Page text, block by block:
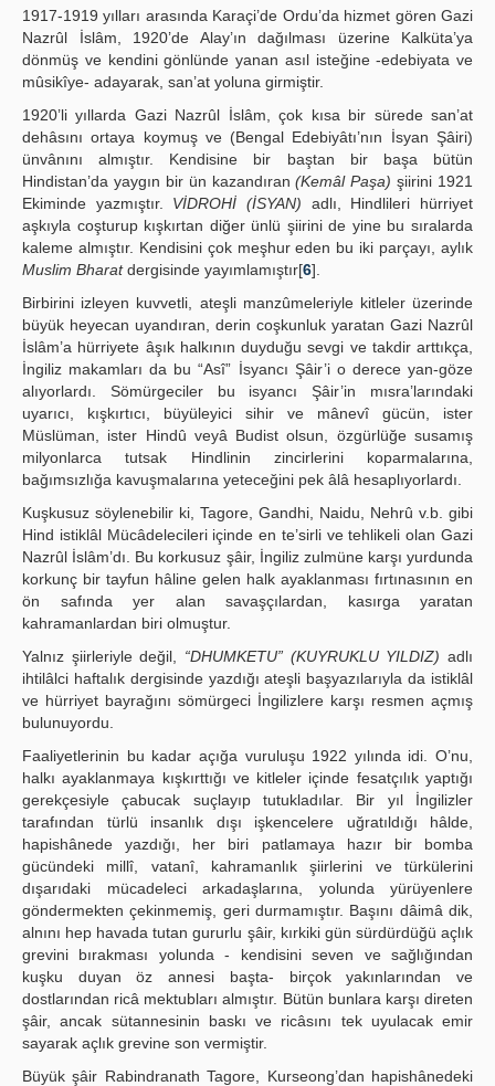
1917-1919 yılları arasında Karaçi’de Ordu’da hizmet gören Gazi
Nazrûl İslâm, 1920’de Alay’ın dağılması üzerine Kalküta’ya
dönmüş ve kendini gönlünde yanan asıl isteğine -edebiyata ve
mûsikîye- adayarak, san’at yoluna girmiştir.
1920’li yıllarda Gazi Nazrûl İslâm, çok kısa bir sürede san’at
dehâsını ortaya koymuş ve (Bengal Edebiyâtı’nın İsyan Şâiri)
ünvânını almıştır. Kendisine bir baştan bir başa bütün
Hindistan’da yaygın bir ün kazandıran(Kemâl Paşa) şiirini 1921
Ekiminde yazmıştır. VİDROHİ (İSYAN) adlı, Hindlileri hürriyet
aşkıyla coşturup kışkırtan diğer ünlü şiirini de yine bu sıralarda
kaleme almıştır. Kendisini çok meşhur eden bu iki parçayı, aylık
Muslim Bharatdergisinde yayımlamıştır[6].
Birbirini izleyen kuvvetli, ateşli manzûmeleriyle kitleler üzerinde
büyük heyecan uyandıran, derin coşkunluk yaratan Gazi Nazrûl
İslâm’a hürriyete âşık halkının duyduğu sevgi ve takdir arttıkça,
İngiliz makamları da bu “Asî” İsyancı Şâir’i o derece yan-göze
alıyorlardı. Sömürgeciler bu isyancı Şâir’in mısra’larındaki
uyarıcı, kışkırtıcı, büyüleyici sihir ve mânevî gücün, ister
Müslüman, ister Hindû veyâ Budist olsun, özgürlüğe susamış
milyonlarca tutsak Hindlinin zincirlerini koparmalarına,
bağımsızlığa kavuşmalarına yeteceğini pek âlâ hesaplıyorlardı.
Kuşkusuz söylenebilir ki, Tagore, Gandhi, Naidu, Nehrû v.b. gibi
Hind istiklâl Mücâdelecileri içinde en te’sirli ve tehlikeli olan Gazi
Nazrûl İslâm’dı. Bu korkusuz şâir, İngiliz zulmüne karşı yurdunda
korkunç bir tayfun hâline gelen halk ayaklanması fırtınasının en
ön safında yer alan savaşçılardan, kasırga yaratan
kahramanlardan biri olmuştur.
Yalnız şiirleriyle değil, “DHUMKETU” (KUYRUKLU YILDIZ) adlı
ihtilâlci haftalık dergisinde yazdığı ateşli başyazılarıyla da istiklâl
ve hürriyet bayrağını sömürgeci İngilizlere karşı resmen açmış
bulunuyordu.
Faaliyetlerinin bu kadar açığa vuruluşu 1922 yılında idi. O’nu,
halkı ayaklanmaya kışkırttığı ve kitleler içinde fesatçılık yaptığı
gerekçesiyle çabucak suçlayıp tutukladılar. Bir yıl İngilizler
tarafından türlü insanlık dışı işkencelere uğratıldığı hâlde,
hapishânede yazdığı, her biri patlamaya hazır bir bomba
gücündeki millî, vatanî, kahramanlık şiirlerini ve türkülerini
dışarıdaki mücadeleci arkadaşlarına, yolunda yürüyenlere
göndermekten çekinmemiş, geri durmamıştır. Başını dâimâ dik,
alnını hep havada tutan gururlu şâir, kırkiki gün sürdürdüğü açlık
grevini bırakması yolunda - kendisini seven ve sağlığından
kuşku duyan öz annesi başta- birçok yakınlarından ve
dostlarından ricâ mektubları almıştır. Bütün bunlara karşı direten
şâir, ancak sütannesinin baskı ve ricâsını tek uyulacak emir
sayarak açlık grevine son vermiştir.
Büyük şâir Rabindranath Tagore, Kurseong’dan hapishânedeki